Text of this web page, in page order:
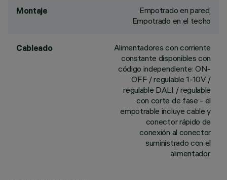
Montaje
Empotrado en pared,
Empotrado en el techo
Cableado
Alimentadores con corriente
constante disponibles con
código independiente: ON-
OFF / regulable 1-10V /
regulable DALI / regulable
con corte de fase - el
empotrable incluye cable y
conector rápido de
conexión al conector
suministrado con el
alimentador.